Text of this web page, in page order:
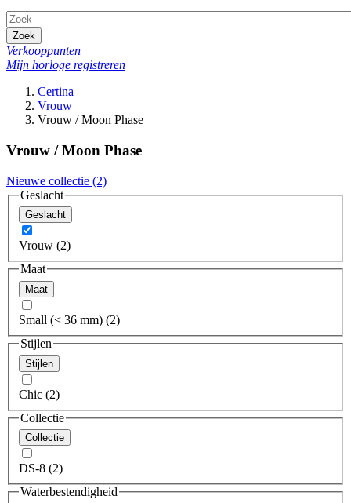
Zoek
Verkooppunten
Mijn horloge registreren
Certina
Vrouw
Vrouw / Moon Phase
Vrouw / Moon Phase
Nieuwe collectie (2)
Geslacht
Geslacht
Vrouw (2)
Maat
Maat
Small (< 36 mm) (2)
Stijlen
Stijlen
Chic (2)
Collectie
Collectie
DS-8 (2)
Waterbestendigheid